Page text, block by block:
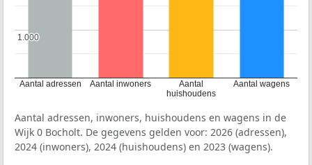
Aantal adressen Aantal inwoners
Aantal
huishoudens
Aantal wagens
1.000
1.000
Aantal adressen, inwoners, huishoudens en wagens in de
Wijk 0 Bocholt. De gegevens gelden voor: 2026 (adressen),
2024 (inwoners), 2024 (huishoudens) en 2023 (wagens).